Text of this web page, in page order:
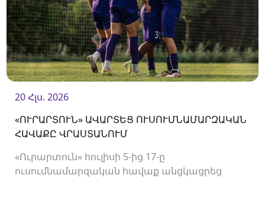
20 Հլս. 2026
«ՈՒՐԱՐՏՈՒՆ» ԱՎԱՐՏԵՑ ՈՒՍՈՒՄՆԱՄԱՐԶԱԿԱՆ
ՀԱՎԱՔԸ ՎՐԱՍՏԱՆՈՒՄ
«Ուրարտուն» հուլիսի 5-ից 17-ը
ուսումնամարզական հավաք անցկացրեց